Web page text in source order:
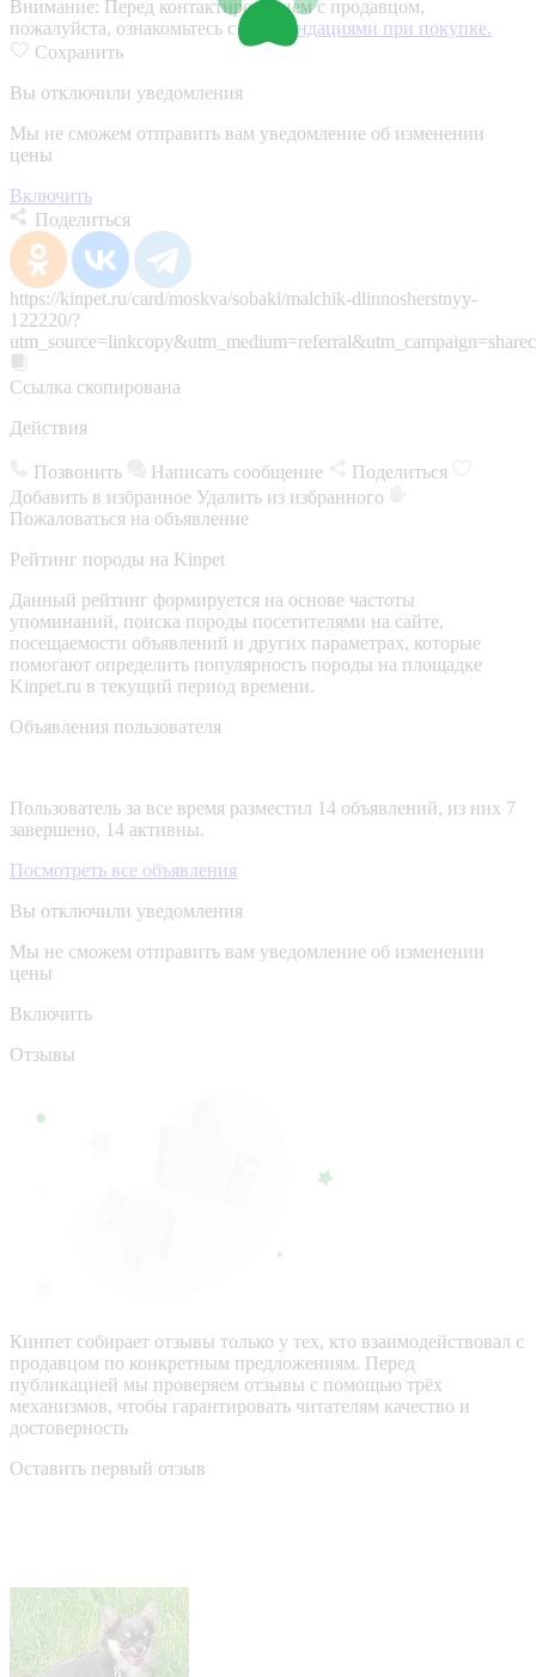
Внимание: Перед контактированием с продавцом,
пожалуйста, ознакомьтесь с рекомендациями при покупке.
Сохранить
Вы отключили уведомления
Мы не сможем отправить вам уведомление об изменении
цены
Включить
Поделиться
https://kinpet.ru/card/moskva/sobaki/malchik-dlinnosherstnyy-
122220/?
Ссылка скопирована
Действия
Позвонить Написать сообщение
Поделиться
Добавить в избранное Удалить из избранного
Пожаловаться на объявление
Рейтинг породы на Kinpet
Данный рейтинг формируется на основе частоты
упоминаний, поиска породы посетителями на сайте,
посещаемости объявлений и других параметрах, которые
помогают определить популярность породы на площадке
Kinpet.ru в текущий период времени.
Объявления пользователя
Пользователь за все время разместил 14 объявлений, из них 7
завершено, 14 активны.
Посмотреть все объявления
Вы отключили уведомления
Мы не сможем отправить вам уведомление об изменении
цены
Включить
Отзывы
Кинпет собирает отзывы только у тех, кто взаимодействовал с
продавцом по конкретным предложениям. Перед
публикацией мы проверяем отзывы с помощью трёх
механизмов, чтобы гарантировать читателям качество и
достоверность
Оставить первый отзыв